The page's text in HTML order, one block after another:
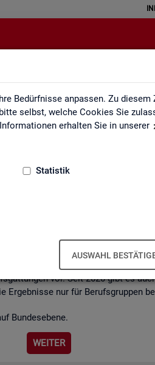
Bedürfnisse anpassen. Zu
selbst, welche Cookies Sie
erhalten Sie in unserer
Statistik
AUSWAHL
(inkl.
Be­set­zung von ge­mel­de­ten
vor. Seit 2020 gibt es
Er­geb­nis­se nur für Be­rufs­grup­pen
Bun­des­ebe­ne.
WEI­TER